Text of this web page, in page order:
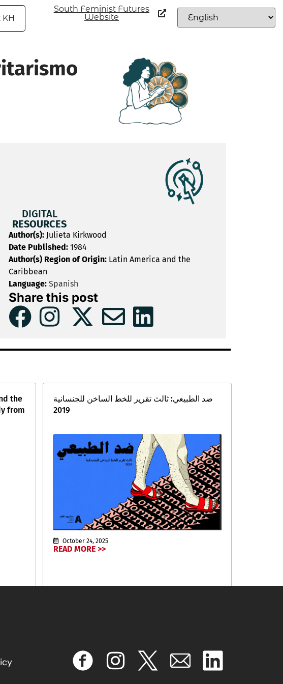
South Feminist Futures
Website
DIGITAL
RESOURCES
Author(s): Julieta Kirkwood
Date Published: 1984
Author(s) Region of Origin: Latin America and the
Caribbean
Language: Spanish
Share this post
the
from
ضد الطبيعي: ثالث تقرير للخط الساخن للجنسانية
2019
October 24, 2025
READ MORE >>